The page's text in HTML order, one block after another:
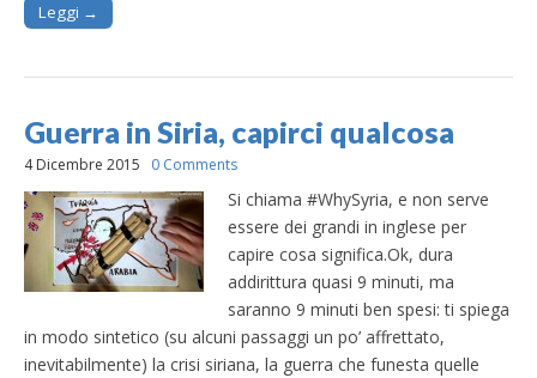
Leggi →
Guerra in Siria, capirci qualcosa
4 Dicembre 2015 0 Comments
Si chiama #WhySyria, e non serve
essere dei grandi in inglese per
capire cosa significa.Ok, dura
addirittura quasi 9 minuti, ma
saranno 9 minuti ben spesi: ti spiega
in modo sintetico (su alcuni passaggi un po’ affrettato,
inevitabilmente) la crisi siriana, la guerra che funesta quelle